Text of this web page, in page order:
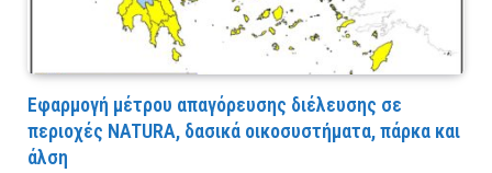
Εφαρμογή μέτρου απαγόρευσης διέλευσης σε
περιοχές NATURA, δασικά οικοσυστήματα, πάρκα και
άλση